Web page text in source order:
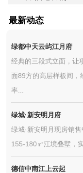
最新动态
绿都中天云屿江月府
经典的三段式立面，让
面89方的高层样板间，
率...
绿城·新安明月府
绿城·新安明月现房销
155-180㎡江境叠墅，
德信中南江上云起